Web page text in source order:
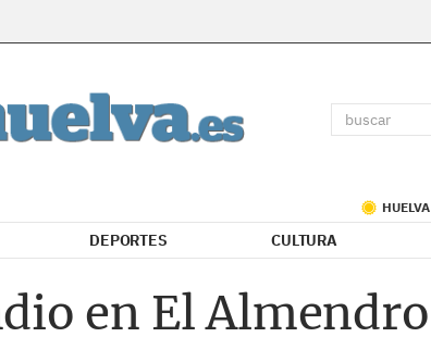
HUELVA
DEPORTES CULTURA
en El Almendro